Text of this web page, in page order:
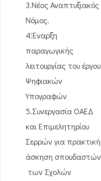
3.Νέος Αναπτυξιακός
Νόμος.
4.Έναρξη
παραγωγικής
λειτουργίας του έργου
Ψηφιακών
Υπογραφών
5.Συνεργασία ΟΑΕΔ
και Επιμελητηρίου
Σερρών για πρακτική
άσκηση σπουδαστών
των Σχολών